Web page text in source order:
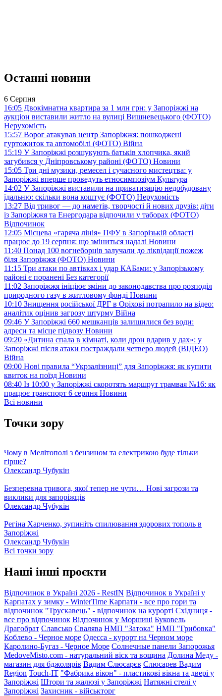
Останні новини
6 Серпня
16:05 Двокімнатна квартира за 1 млн грн: у Запоріжжі на
аукціон виставили житло на вулиці Вишневецького (ФОТО)
Нерухомість
15:57 Ворог атакував центр Запоріжжя: пошкоджені
гуртожиток та автомобілі (ФОТО) Війна
15:19 У Запоріжжі розшукують батьків хлопчика, який
загубився у Дніпровському районі (ФОТО) Новини
15:05 Три дні музики, ремесел і сучасного мистецтва: у
Запоріжжі вперше проведуть етносимпозіум Культура
14:02 У Запоріжжі виставили на приватизацію недобудовану
їдальню: скільки вона коштує (ФОТО) Нерухомість
13:27 Від тривог — до наметів, творчості й нових друзів: діти
із Запоріжжя та Енергодара відпочили у таборах (ФОТО)
Відпочинок
12:05 Місцева «гаряча лінія» ПФУ в Запорізькій області
працює до 19 серпня: що зміниться надалі Новини
11:40 Понад 100 вогнеборців залучали до ліквідації пожеж
біля Запоріжжя (ФОТО) Новини
11:15 Три атаки по автівках і удар КАБами: у Запорізькому
районі є поранені Без категорії
11:02 Запоріжжя ініціює зміни до законодавства про розподіл
природного газу в житловому фонді Новини
10:10 Знищення російської ДРГ в Оріхові потрапило на відео:
аналітик оцінив загрозу штурму Війна
09:46 У Запоріжжі 660 мешканців залишилися без води:
адреси та місце підвозу Новини
09:20 «Дитина спала в кімнаті, коли дрон вдарив у дах»: у
Запоріжжі після атаки постраждали четверо людей (ВІДЕО)
Війна
09:00 Нові правила “Укрзалізниці” для Запоріжжя: як купити
квиток на поїзд Новини
08:40 Із 10:00 у Запоріжжі скоротять маршрут трамвая №16: як
працює транспорт 6 серпня Новини
Всі новини
Точки зору
Чому в Мелітополі з бензином та електрикою буде тільки
гірше?
Олександр Чубукін
Безперевна тривога, якої тепер не чути… Нові загрози та
виклики для запоріжців
Олександр Чубукін
Регіна Харченко, зупиніть спилювання здорових тополь в
Запоріжжі
Олександр Чубукін
Всі точки зору
Наші інші проєкти
Відпочинок в Україні 2026 - RestIN Відпочинок в Україні у
Карпатах у зимку - WinterTime Карпати - все про гори та
відпочинок "Трускавець" - відпочинок на курорті Східниця -
все про відпочинок Відпочинок у Моршині Буковель
Драгобрат Славсько Свалява НМП "Затока" НМП "Грибовка"
Коблево - Черное море Одесса - курорт на Черном море
Каролино-Бугаз - Черное Море Солнечные панели Запорожья
MedoveMisto.com - натуральний віск та вощина Долина Меду -
магазин для бджолярів Вадим Слюсарєв Слюсарев Вадим
Region Touch-IT "Фабрика вікон" - пластикові вікна та двері у
Запоріжжі Штори та жалюзі у Запоріжжі Натяжні стелі у
Запоріжжі Захисник - військторг